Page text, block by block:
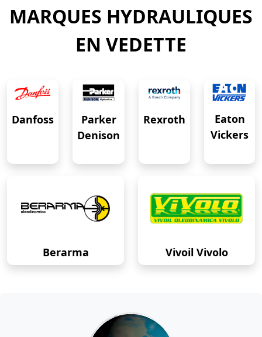
MARQUES HYDRAULIQUES
EN VEDETTE
Danfoss
Parker
Denison
Rexroth
Eaton
Vickers
Berarma Vivoil Vivolo